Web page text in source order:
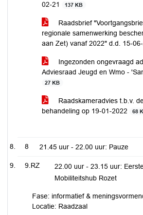
02-21
137 KB
Raadsbrief
regionale samenwerking
aan Zet) vanaf 2022" d.d. 15-
Ingezonden ongevraagd
Adviesraad Jeugd en Wmo -
27 KB
Raadskameradvies t.b.v.
behandeling op 19-01-2022
68
8 21.45 uur - 22.00 uur: Pauze
9.RZ
22.00 uur - 23.15 uur:
Mobiliteitshub Rozet
Fase: informatief &
Locatie: Raadzaal